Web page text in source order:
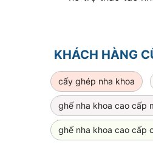
KHÁCH HÀNG
cấy ghép nha khoa
ghế nha khoa cao cấp
ghế nha khoa cao cấp